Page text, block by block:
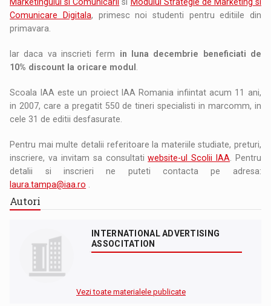
Comunicare Digitala, primesc noi studenti pentru editiile din
primavara.
Iar daca va inscrieti ferm in luna decembrie beneficiati de
10% discount la oricare modul
Scoala IAA este un proiect IAA Romania infiintat acum 11 ani,
in 2007, care a pregatit 550 de tineri specialisti in marcomm, in
cele 31 de editii desfasurate.
Pentru mai multe detalii referitoare la materiile studiate, preturi,
inscriere, va invitam sa consultatiwebsite-ul Scolii IAA . Pentru
detalii si inscrieri ne puteti contacta pe adresa:
laura.tampa@iaa.ro
Autori
INTERNATIONAL ADVERTISING
ASSOCITATION
Vezi toate materialele publicate